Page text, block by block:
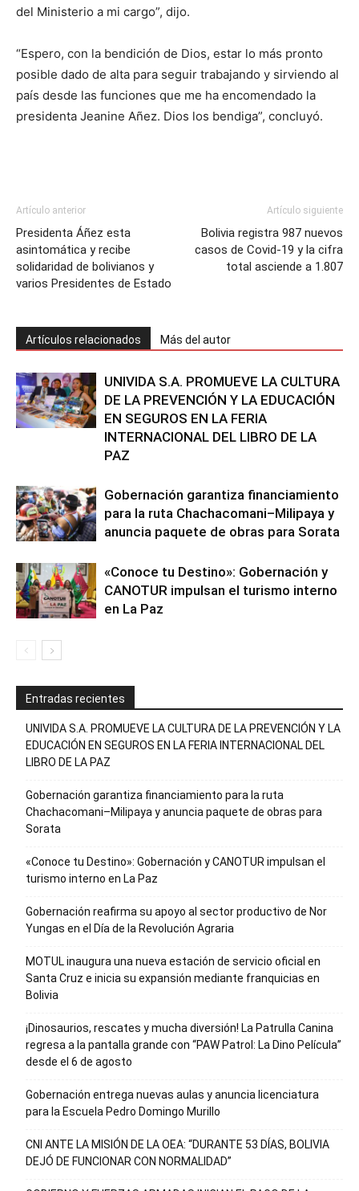
del Ministerio a mi cargo”, dijo.
“Espero, con la bendición de Dios, estar lo más pronto
posible dado de alta para seguir trabajando y sirviendo al
país desde las funciones que me ha encomendado la
presidenta Jeanine Añez. Dios los bendiga”, concluyó.
Artículo anterior
Presidenta Áñez esta
asintomática y recibe
solidaridad de bolivianos y
varios Presidentes de Estado
Artículo siguiente
Bolivia registra 987 nuevos
casos de Covid-19 y la cifra
total asciende a 1.807
Artículos relacionados Más del autor
UNIVIDA S.A. PROMUEVE LA CULTURA
DE LA PREVENCIÓN Y LA EDUCACIÓN
EN SEGUROS EN LA FERIA
INTERNACIONAL DEL LIBRO DE LA
PAZ
Gobernación garantiza financiamiento
para la ruta Chachacomani–Milipaya y
anuncia paquete de obras para Sorata
«Conoce tu Destino»: Gobernación y
CANOTUR impulsan el turismo interno
en La Paz
Entradas recientes
UNIVIDA S.A. PROMUEVE LA CULTURA DE LA PREVENCIÓN Y LA
EDUCACIÓN EN SEGUROS EN LA FERIA INTERNACIONAL DEL
LIBRO DE LA PAZ
Gobernación garantiza financiamiento para la ruta
Chachacomani–Milipaya y anuncia paquete de obras para
Sorata
«Conoce tu Destino»: Gobernación y CANOTUR impulsan el
turismo interno en La Paz
Gobernación reafirma su apoyo al sector productivo de Nor
Yungas en el Día de la Revolución Agraria
MOTUL inaugura una nueva estación de servicio oficial en
Santa Cruz e inicia su expansión mediante franquicias en
Bolivia
¡Dinosaurios, rescates y mucha diversión! La Patrulla Canina
regresa a la pantalla grande con “PAW Patrol: La Dino Película”
desde el 6 de agosto
Gobernación entrega nuevas aulas y anuncia licenciatura
para la Escuela Pedro Domingo Murillo
CNI ANTE LA MISIÓN DE LA OEA: “DURANTE 53 DÍAS, BOLIVIA
DEJÓ DE FUNCIONAR CON NORMALIDAD”